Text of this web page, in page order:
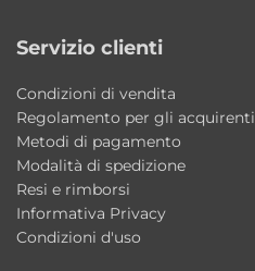
Servizio clienti
Condizioni di vendita
Regolamento per gli acquirenti
Metodi di pagamento
Modalità di spedizione
Resi e rimborsi
Informativa Privacy
Condizioni d'uso